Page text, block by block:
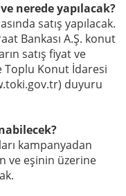
nerede yapılacak?
satış yapılacak.
Bankası A.Ş. konut
satış fiyat ve
Toplu Konut İdaresi
duyuru
kampanyadan
ve eşinin üzerine